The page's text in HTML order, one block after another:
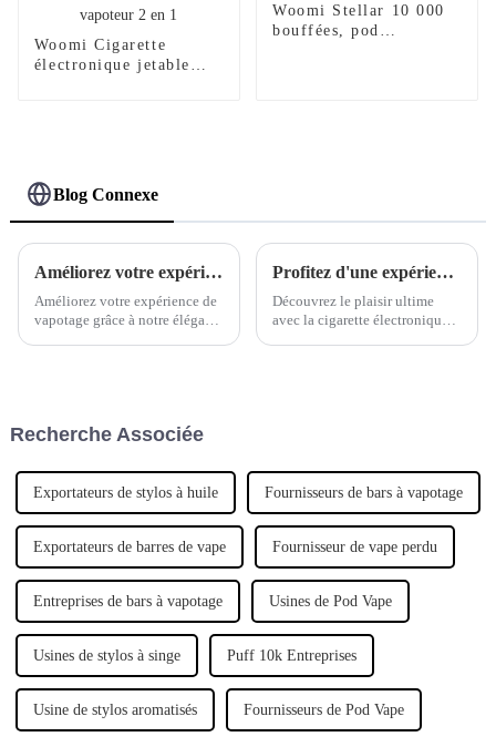
Woomi Cigarette
électronique jetable
Woomi Stellar 10 000
bouffées, pod
Blog Connexe
Améliorez votre expérience de vapotage avec un emballage de cigarette électronique jetable élégant
Améliorez votre expérience de
vapotage grâce à notre élégant
également praticité et
Profitez d'une expérience de cigarette électronique luxueuse avec la cigarette électronique jetable WOOMI Cream
Découvrez le plaisir ultime
avec la cigarette électronique
Recherche Associée
Exportateurs de stylos à huile Fournisseurs de bars à vapotage
Exportateurs de barres de vape Fournisseur de vape perdu
Entreprises de bars à vapotage Usines de Pod Vape
Usines de stylos à singe Puff 10k Entreprises
Usine de stylos aromatisés Fournisseurs de Pod Vape